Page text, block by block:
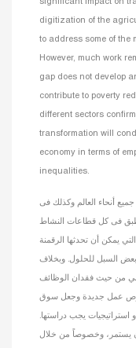
digitization of the
to address some of the
However, much work
gap does not develop
contribute to poverty
different sectors
transformation will
economy in terms of
inequalities.
أنحاء العالم وكذلك فى
فى كل قطاعات النشاط
يمكن أن تحدثها الرقمنة
بعض السبل للحلول. وبخلاف
من حيث فقدان الوظائف
فرص عمل جديدة وجعل سوق
استراتيجيات يجب دراستها.
أن يستمر، وخصوصاً من خلال